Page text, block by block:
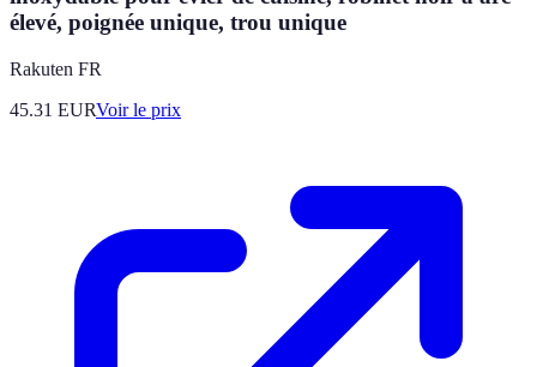
élevé, poignée unique, trou unique
Rakuten FR
45.31 EURVoir le prix